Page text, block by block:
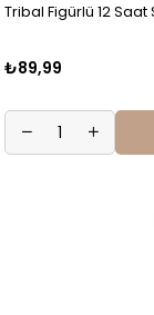
Tribal Figürlü 12
₺89,99